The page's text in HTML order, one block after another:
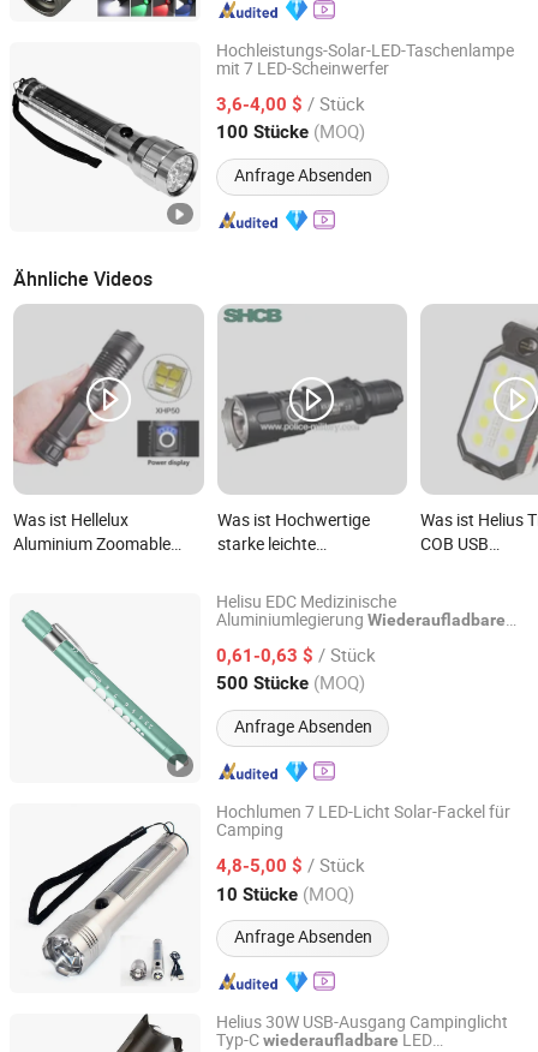
Hochleistungs-Solar-LED-Taschenlampe
mit 7 LED-Scheinwerfer
3,6-4,00 $ / Stück
100 Stücke (MOQ)
Anfrage Absenden
Flagsun (Suzhou) New Energy Co., Ltd.
Jiangsu, China Seit 2015
Ähnliche Videos
Was ist Hellelux
Aluminium Zoomable
Taschenlampe Licht
Was ist Hochwertige
starke leichte
Taschenlampe &
wiederaufladbare
Was ist Helius
COB USB
Reparatur LED
Helisu EDC Medizinische
Aluminiumlegierung Wiederaufladbare
0,61-0,63 $ / Stück
500 Stücke (MOQ)
Anfrage Absenden
Shenzhen Tuliang Technology Co., Ltd.
Guangdong, China Seit 2023
Hochlumen 7 LED-Licht Solar-Fackel für
Camping
4,8-5,00 $ / Stück
10 Stücke (MOQ)
Anfrage Absenden
Flagsun (Suzhou) New Energy Co., Ltd.
Jiangsu, China Seit 2015
Helius 30W USB-Ausgang Campinglicht
Typ-Cwiederaufladbare LED